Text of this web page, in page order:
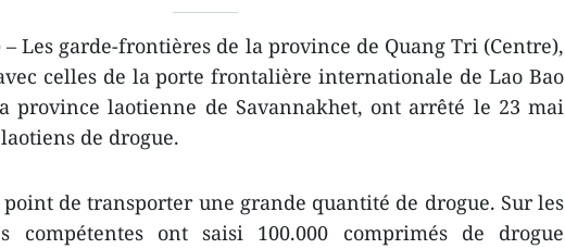
– Les garde-frontières de la province de Quang Tri (Centre),
celles de la porte frontalière internationale de Lao Bao
province laotienne de Savannakhet, ont arrêté le 23 mai
de drogue.
de transporter une grande quantité de drogue. Sur les
compétentes ont saisi 100.000 comprimés de drogue